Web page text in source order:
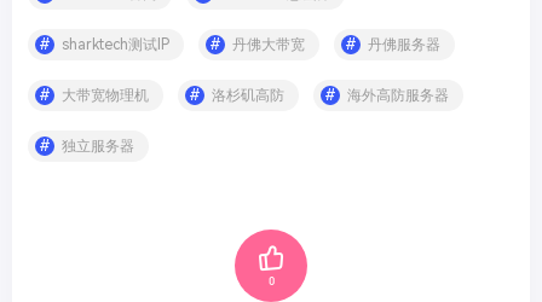
sharktech测试IP 丹佛大带宽 丹佛服务器
大带宽物理机 洛杉矶高防 海外高防服务器
独立服务器
0